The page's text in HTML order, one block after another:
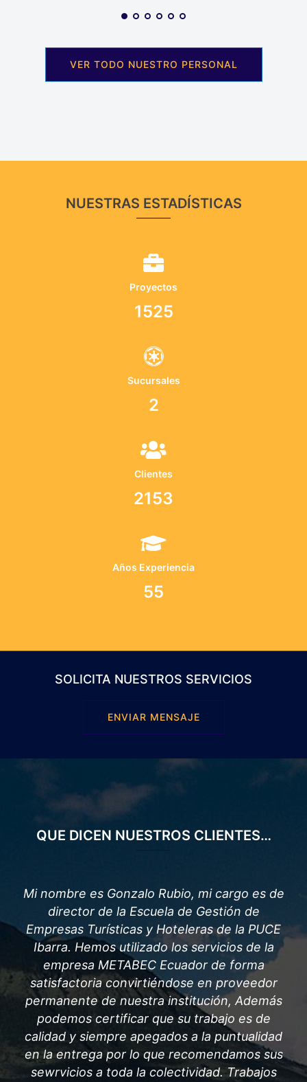
VER TODO NUESTRO PERSONAL
NUESTRAS ESTADÍSTICAS
Proyectos
1525
Sucursales
2
Clientes
2153
Años Experiencia
55
SOLICITA NUESTROS SERVICIOS
ENVIAR MENSAJE
QUE DICEN NUESTROS CLIENTES…
Mi nombre es Gonzalo Rubio, mi cargo es de
director de la Escuela de Gestión de
Empresas Turísticas y Hoteleras de la PUCE
Ibarra. Hemos utilizado los servicios de la
empresa METABEC Ecuador de forma
satisfactoria convirtiéndose en proveedor
permanente de nuestra institución, Además
podemos certificar que su trabajo es de
calidad y siempre apegados a la puntualidad
en la entrega por lo que recomendamos sus
sewrvicios a toda la colectividad. Trabajos